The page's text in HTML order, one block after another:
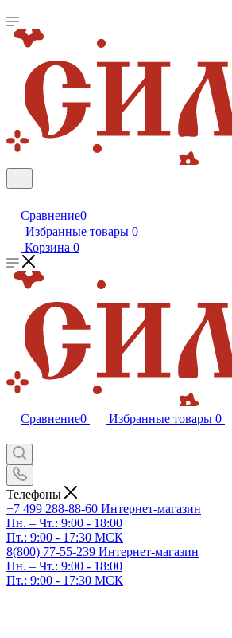
Сравнение0
Избранные товары 0
Корзина 0
Сравнение0 Избранные товары 0
Телефоны
+7 499 288-88-60 Интернет-магазин
Пн. – Чт.: 9:00 - 18:00
Пт.: 9:00 - 17:30 МСК
8(800) 77-55-239 Интернет-магазин
Пн. – Чт.: 9:00 - 18:00
Пт.: 9:00 - 17:30 МСК